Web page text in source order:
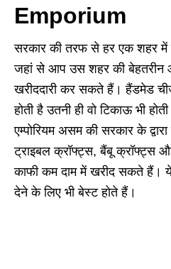
Emporium
सरकार की तरफ से हर एक शहर में
जहां से आप उस शहर की बेहतरीन
खरीददारी कर सकते हैं। हैंडमेड
होती है उतनी ही वो टिकाऊ भी
एम्पोरियम असम की सरकार के
ट्राइबल क्रॉफ्ट्स, बैंबू क्रॉफ्ट्स
काफी कम दाम में खरीद सकते हैं।
देने के लिए भी बेस्ट होते हैं।